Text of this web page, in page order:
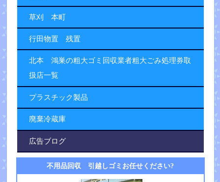
草刈 本町
行田物置 残置
北本 鴻巣の粗大ゴミ回収業者粗大ごみ処理券取
扱店一覧
プラスチック製品
廃棄冷蔵庫
広告ブログ
不用品回収 引越しゴミお任せください?